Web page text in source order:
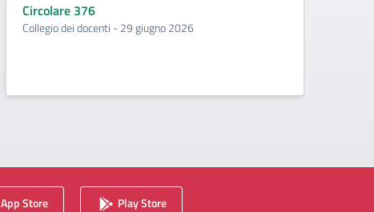
Circolare 376
Collegio dei docenti - 29 giugno 2026
App Store Play Store